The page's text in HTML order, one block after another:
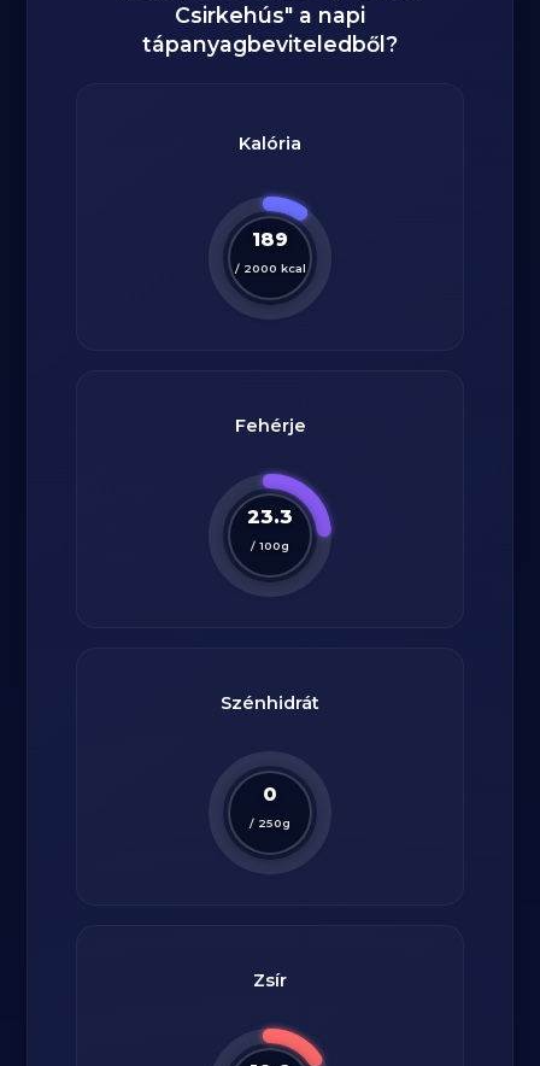
Csirkehús" a napi
tápanyagbeviteledből?
Kalória
189
/ 2000 kcal
Fehérje
23.3
/ 100g
Szénhidrát
0
/ 250g
Zsír